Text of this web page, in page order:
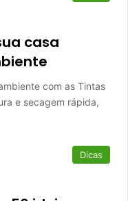
casa
com as Tintas
e secagem rápida,
Dicas